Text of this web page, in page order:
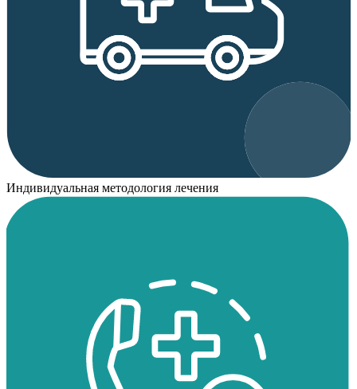
Индивидуальная методология лечения